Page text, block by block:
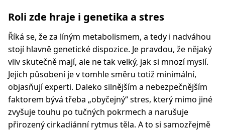
Roli zde hraje i genetika a stres
Říká se, že za líným metabolismem, a tedy i nadváhou
stojí hlavně genetické dispozice. Je pravdou, že nějaký
vliv skutečně mají, ale ne tak velký, jak si mnozí myslí.
Jejich působení je v tomhle směru totiž minimální,
objasňují experti. Daleko silnějším a nebezpečnějším
faktorem bývá třeba „obyčejný“ stres, který mimo jiné
zvyšuje touhu po tučných pokrmech a narušuje
přirozený cirkadiánní rytmus těla. A to si samozřejmě